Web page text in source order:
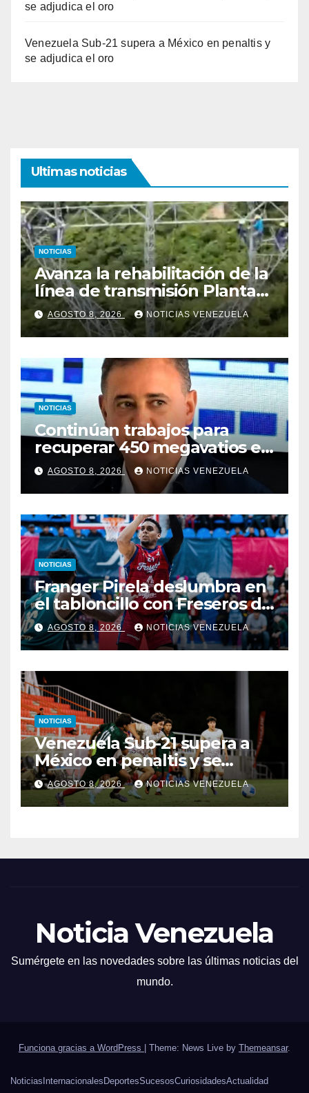
se adjudica el oro
Venezuela Sub-21 supera a México en penaltis y
se adjudica el oro
Ultimas noticias
NOTICIAS
Avanza la rehabilitación de la
línea de transmisión Planta
Centro – Yaracuy
AGOSTO 8, 2026 NOTICIAS VENEZUELA
NOTICIAS
Continúan trabajos para
recuperar 450 megavatios en
Termocarabobo tras sismos
AGOSTO 8, 2026 NOTICIAS VENEZUELA
NOTICIAS
Franger Pirela deslumbra en
el tabloncillo con Freseros de
Irapuato
AGOSTO 8, 2026 NOTICIAS VENEZUELA
NOTICIAS
Venezuela Sub-21 supera a
México en penaltis y se
adjudica el oro
AGOSTO 8, 2026 NOTICIAS VENEZUELA
Noticia Venezuela
Sumérgete en las novedades sobre las últimas noticias del
mundo.
Funciona gracias a WordPress Theme: News Live by Themeansar.
Noticias Internacionales DeportesSucesosCuriosidadesActualidad